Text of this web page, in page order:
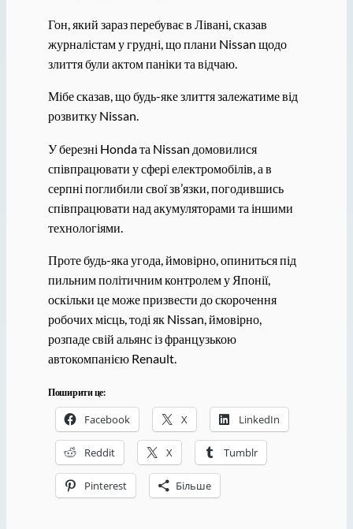
Гон, який зараз перебуває в Лівані, сказав
журналістам у грудні, що плани Nissan щодо
злиття були актом паніки та відчаю.
Мібе сказав, що будь-яке злиття залежатиме від
розвитку Nissan.
У березні Honda та Nissan домовилися
співпрацювати у сфері електромобілів, а в
серпні поглибили свої зв’язки, погодившись
співпрацювати над акумуляторами та іншими
технологіями.
Проте будь-яка угода, ймовірно, опиниться під
пильним політичним контролем у Японії,
оскільки це може призвести до скорочення
робочих місць, тоді як Nissan, ймовірно,
розпаде свій альянс із французькою
автокомпанією Renault.
Поширити це:
Facebook X LinkedIn
Reddit X Tumblr
Pinterest Більше